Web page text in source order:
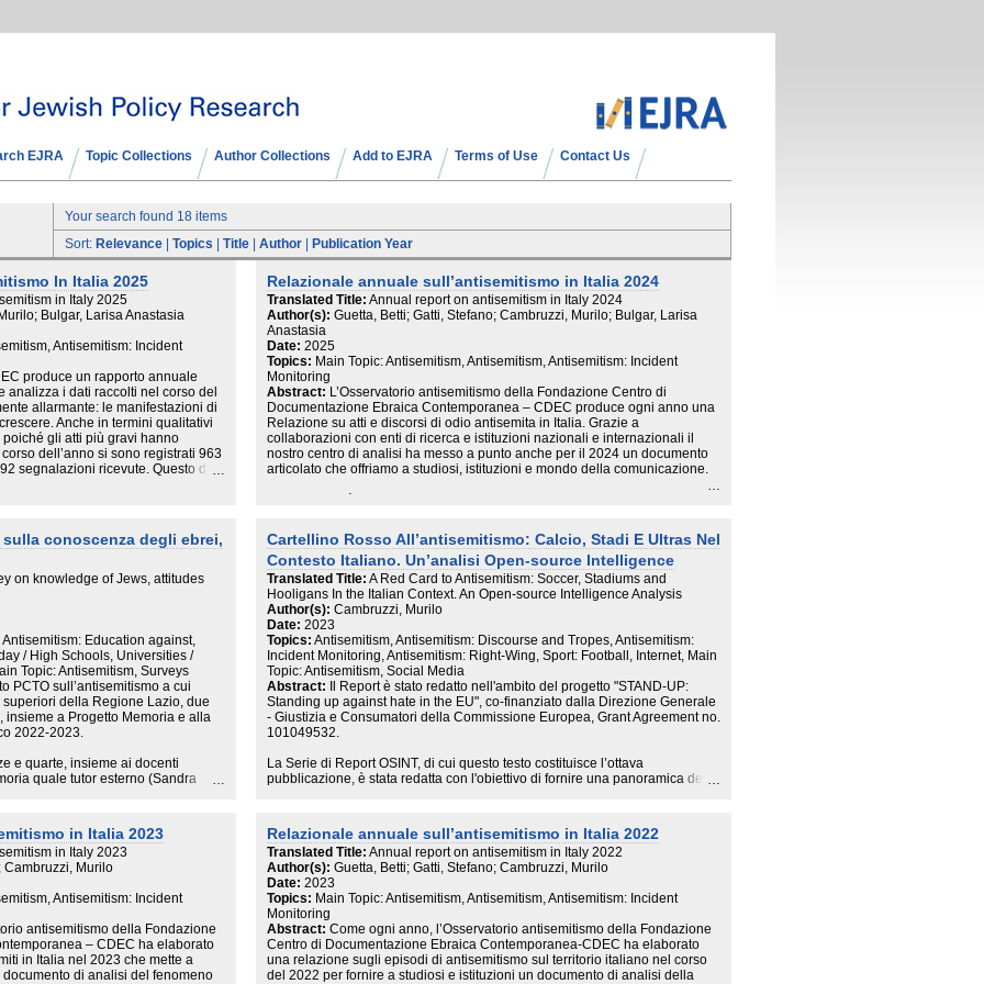
EJRA Topic Collections Author Collections Add to EJRA Terms of Use Contact Us
Your search found 18 items
Sort: Relevance Topics Title Author Publication Year
In Italia 2025
in Italy 2025
Bulgar, Larisa Anastasia
Antisemitism: Incident
produce un rapporto annuale
analizza i dati raccolti nel corso del
allarmante: le manifestazioni di
Anche in termini qualitativi
gli atti più gravi hanno
dell’anno si sono registrati 963
segnalazioni ricevute. Questo dato
Antichi pregiudizi — come
e l’odio verso il genere umano —
di Israele. Sebbene le
degli episodi, seguite dalle
allo scorso anno hanno riguardato
fisiche (+225%). In altri termini,
Le manifestazioni di palese
il 66% dei casi. Particolarmente
innocui (come il gufo, il
il triangolo rosso) per
digitali. I mesi estivi, e in
picchi particolarmente elevati.
del 2026, hanno evidenziato
gli episodi di
Piemonte e Veneto. Forse il
concorda con l’ipotesi di
dell’International
largamente in uso
scientifico del prof. Sergio
Relazionale annuale sull’antisemitismo in Italia 2024
Translated Title: Annual report on antisemitism in Italy 2024
Author(s): Guetta, Betti; Gatti, Stefano; Cambruzzi, Murilo; Bulgar, Larisa
Anastasia
Date: 2025
Topics: Main Topic: Antisemitism, Antisemitism, Antisemitism: Incident
Monitoring
Abstract: L’Osservatorio antisemitismo della Fondazione Centro di
Documentazione Ebraica Contemporanea – CDEC produce ogni anno una
Relazione su atti e discorsi di odio antisemita in Italia. Grazie a
collaborazioni con enti di ricerca e istituzioni nazionali e internazionali il
nostro centro di analisi ha messo a punto anche per il 2024 un documento
articolato che offriamo a studiosi, istituzioni e mondo della comunicazione.
una cornice necessaria a contestualizzare l’antisemitismo, che tiene conto
anche delle conseguenze del conflitto in Medio Oriente.
I dati raccolti rilevano un forte aumento degli atti rispetto al 2023, anno che
aveva già registrato un’impennata preoccupante di eventi. A seguito di
1.384 segnalazioni, sono 877 gli episodi di antisemitismo selezionati come
tali dall’Osservatorio nel corso del 2024. Di questi, 600 riguardano
l’antisemitismo in rete e 277 si compongono di atti accaduti materialmente.
Oltre al tradizionale cospirazionismo, principale matrice ideologica che
alimenta l’odio contro gli ebrei, registriamo nel 2024 una crescita molto forte
in termini assoluti e in percentuale di episodi legati alla guerra.
La Relazione presenta un’analisi approfondita dell’antisemitismo, arricchita
panoramica delle buone pratiche di contrasto all’odio antisemita intraprese
nel corso del 2024. Lo studio si conclude con alcuni suggerimenti
i principali mezzi di comunicazione e le segnalazioni all’Antenna
antisemitismo, uno strumento di facile accesso sulla piattaforma Web.
Segnalazioni sono possibili anche utilizzando il numero WhatsApp 349
4048201 attivo da un anno.
conoscenza degli ebrei,
on knowledge of Jews, attitudes
Education against,
/ High Schools, Universities /
Topic: Antisemitism, Surveys
PCTO sull’antisemitismo a cui
della Regione Lazio, due
insieme a Progetto Memoria e alla
2022-2023.
e quarte, insieme ai docenti
quale tutor esterno (Sandra
formazione, essere
su stereotipi e pregiudizi, in
progetto, la promozione di un
dinamiche dell’antisemitismo,
e atteggiamenti diffusi nella
collettività democratica e
dall’indagine delle
carattere storico, sociologico,
studenti di sviluppare le attività a
con figure esterne al mondo
progetto, dinamiche tra pari. Il
Cartellino Rosso All’antisemitismo: Calcio, Stadi E Ultras Nel
Contesto Italiano. Un’analisi Open-source Intelligence
Translated Title: A Red Card to Antisemitism: Soccer, Stadiums and
Hooligans In the Italian Context. An Open-source Intelligence Analysis
Author(s): Cambruzzi, Murilo
Date: 2023
Topics: Antisemitism, Antisemitism: Discourse and Tropes, Antisemitism:
Incident Monitoring, Antisemitism: Right-Wing, Sport: Football, Internet, Main
Topic: Antisemitism, Social Media
Abstract:
Il Report è stato redatto nell'ambito del progetto "STAND-UP:
Standing up against hate in the EU", co-finanziato dalla Direzione Generale
- Giustizia e Consumatori della Commissione Europea, Grant Agreement no.
101049532.
La Serie di Report OSINT, di cui questo testo costituisce l’ottava
pubblicazione, è stata redatta con l'obiettivo di fornire una panoramica delle
minacce. Ciascun report della Serie fornirà approfondimenti e dati, raccolti
dalla Fondazione Agenfor International con il supporto di partner pubblici e
privati, su individui o gruppi che rappresentano elementi di pericolosità.
Il presente report è il risultato di diverse tecniche, sia del monitoraggio
manuale condotto dall'Osservatorio sull'Antisemitismo che dell'utilizzo del
software OSINT. Il focus è sul tema dell'antisemitismo in ambito calcistico nel
suo complesso, sia online che offline.
in Italia 2023
in Italy 2023
Cambruzzi, Murilo
Antisemitism: Incident
antisemitismo della Fondazione
– CDEC ha elaborato
in Italia nel 2023 che mette a
di analisi del fenomeno
Relazionale annuale sull’antisemitismo in Italia 2022
Translated Title: Annual report on antisemitism in Italy 2022
Author(s): Guetta, Betti; Gatti, Stefano; Cambruzzi, Murilo
Date: 2023
Topics: Main Topic: Antisemitism, Antisemitism, Antisemitism: Incident
Monitoring
Abstract: Come ogni anno, l’Osservatorio antisemitismo della Fondazione
Centro di Documentazione Ebraica Contemporanea-CDEC ha elaborato
una relazione sugli episodi di antisemitismo sul territorio italiano nel corso
del 2022 per fornire a studiosi e istituzioni un documento di analisi della